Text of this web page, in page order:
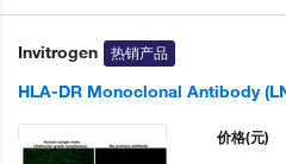
Invitrogen 热销产品
HLA-DR Monoclonal Antibody
价格(元)